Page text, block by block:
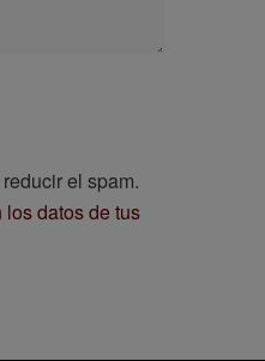
el spam.
datos de tus